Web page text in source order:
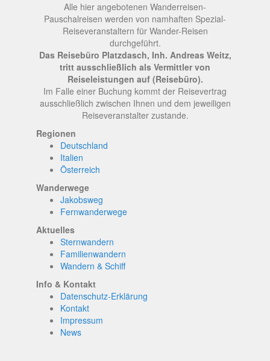
Alle hier angebotenen Wanderreisen-
Pauschalreisen werden von namhaften Spezial-
Reiseveranstaltern für Wander-Reisen
durchgeführt.
Das Reisebüro Platzdasch, Inh. Andreas Weitz,
tritt ausschließlich als Vermittler von
Reiseleistungen auf (Reisebüro).
Im Falle einer Buchung kommt der Reisevertrag
ausschließlich zwischen Ihnen und dem jeweiligen
Reiseveranstalter zustande.
Regionen
Deutschland
Italien
Österreich
Wanderwege
Jakobsweg
Fernwanderwege
Aktuelles
Sternwandern
Familienwandern
Wandern & Schiff
Info & Kontakt
Datenschutz-Erklärung
Kontakt
Impressum
News